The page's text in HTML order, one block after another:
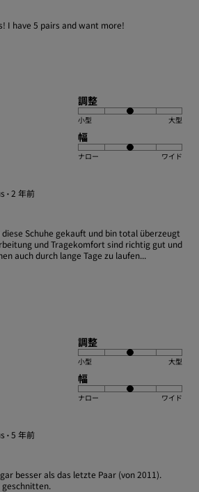
I have 5 pairs and want more!
調整
小型 大型
幅
ナロー ワイド
·2 年前
Schuhe gekauft und bin total überzeugt
und Tragekomfort sind richtig gut und
auch durch lange Tage zu laufen...
調整
小型 大型
幅
ナロー ワイド
·5 年前
besser als das letzte Paar (von 2011).
geschnitten.